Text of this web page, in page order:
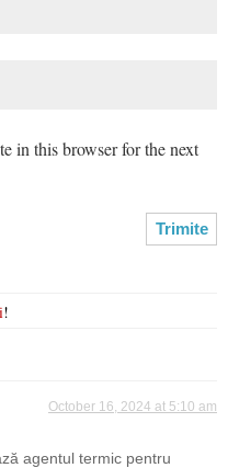
in this browser for the next
!
October 16, 2024 at 5:10 am
agentul termic pentru